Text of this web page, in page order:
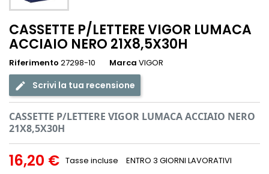
CASSETTE P/LETTERE VIGOR LUMACA
ACCIAIO NERO 21X8,5X30H
Riferimento 27298-10 Marca VIGOR
Scrivi la tua recensione
CASSETTE P/LETTERE VIGOR LUMACA ACCIAIO NERO
21X8,5X30H
16,20 € Tasse incluse ENTRO 3 GIORNI LAVORATIVI